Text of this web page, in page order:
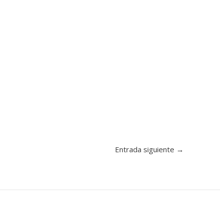
Entrada siguiente →